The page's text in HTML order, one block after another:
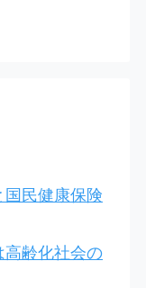
民健康保険
高齢化社会の